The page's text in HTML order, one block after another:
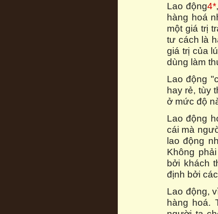
Lao động4*
hàng hoá
một giá trị
tư cách là
giá trị của
dùng làm
Lao động
hay rẻ, tùy
ở mức độ
Lao động
cái mà
lao động
Không
bởi khách
định bởi
Lao động,
hàng hoá.